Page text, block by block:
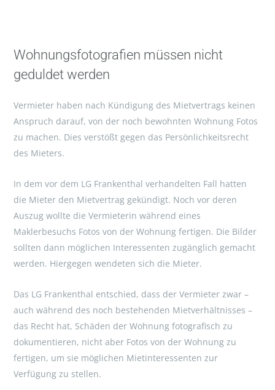
Wohnungsfotografien müssen nicht
geduldet werden
Vermieter haben nach Kündigung des Mietvertrags keinen
Anspruch darauf, von der noch bewohnten Wohnung Fotos
zu machen. Dies verstößt gegen das Persönlichkeitsrecht
des Mieters.
In dem vor dem LG Frankenthal verhandelten Fall hatten
die Mieter den Mietvertrag gekündigt. Noch vor deren
Auszug wollte die Vermieterin während eines
Maklerbesuchs Fotos von der Wohnung fertigen. Die Bilder
sollten dann möglichen Interessenten zugänglich gemacht
werden. Hiergegen wendeten sich die Mieter.
Das LG Frankenthal entschied, dass der Vermieter zwar –
auch während des noch bestehenden Mietverhältnisses –
das Recht hat, Schäden der Wohnung fotografisch zu
dokumentieren, nicht aber Fotos von der Wohnung zu
fertigen, um sie möglichen Mietinteressenten zur
Verfügung zu stellen.